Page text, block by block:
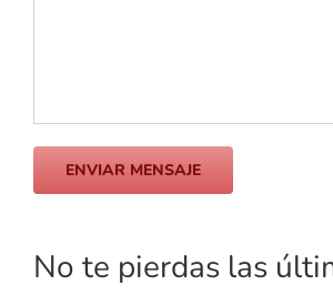
No te pierdas las